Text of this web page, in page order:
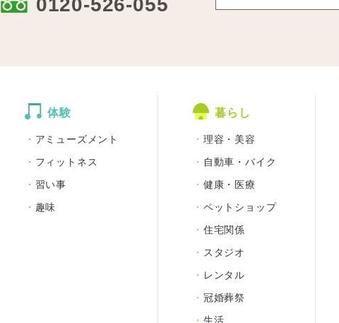
0120-526-055
体験
アミューズメント
フィットネス
習い事
趣味
暮らし
理容・美容
自動車・バイク
健康・医療
ペットショップ
住宅関係
スタジオ
レンタル
冠婚葬祭
生活